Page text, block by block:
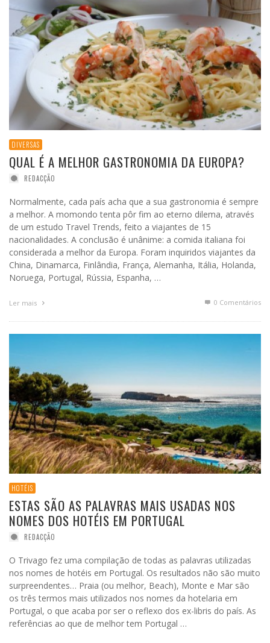
DIVERSAS
QUAL É A MELHOR GASTRONOMIA DA EUROPA?
REDACÇÃO
Normalmente, cada país acha que a sua gastronomia é sempre
a melhor. A momondo tenta pôr fim ao eterno dilema, através
de um estudo Travel Trends, feito a viajantes de 15
nacionalidades. A conclusão é unânime: a comida italiana foi
considerada a melhor da Europa. Foram inquiridos viajantes da
China, Dinamarca, Finlândia, França, Alemanha, Itália, Holanda,
Noruega, Portugal, Rússia, Espanha, …
Ler mais 0 Comentários
HOTÉIS
ESTAS SÃO AS PALAVRAS MAIS USADAS NOS
NOMES DOS HOTÉIS EM PORTUGAL
REDACÇÃO
O Trivago fez uma compilação de todas as palavras utilizadas
nos nomes de hotéis em Portugal. Os resultados não são muito
surpreendentes… Praia (ou melhor, Beach), Monte e Mar são
os três termos mais utilizados nos nomes da hotelaria em
Portugal, o que acaba por ser o reflexo dos ex-libris do país. As
referências ao que de melhor tem Portugal …